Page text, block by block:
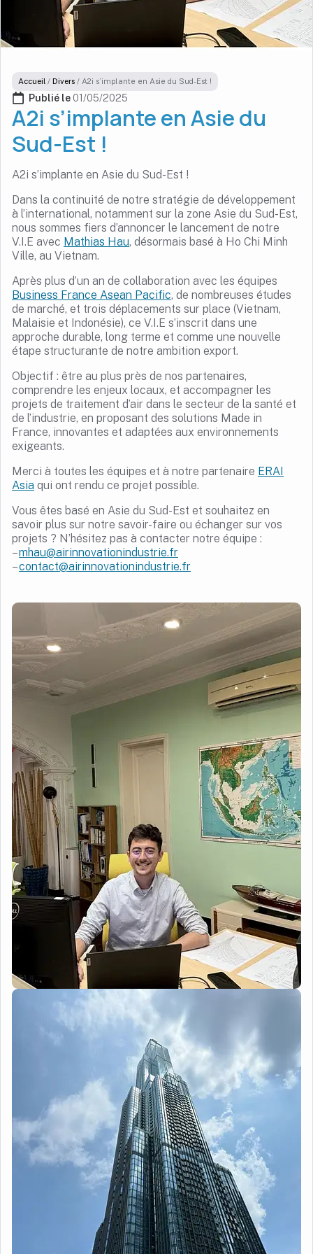
Accueil / Divers / A2i s’implante en Asie du Sud-Est !
Publié le 01/05/2025
A2i s’implante en Asie du
Sud-Est !
A2i s’implante en Asie du Sud-Est !
Dans la continuité de notre stratégie de développement
à l’international, notamment sur la zone Asie du Sud-Est,
nous sommes fiers d’annoncer le lancement de notre
V.I.E avec Mathias Hau, désormais basé à Ho Chi Minh
Ville, au Vietnam.
Après plus d’un an de collaboration avec les équipes
Business France Asean Pacific, de nombreuses études
de marché, et trois déplacements sur place (Vietnam,
Malaisie et Indonésie), ce V.I.E s’inscrit dans une
approche durable, long terme et comme une nouvelle
étape structurante de notre ambition export.
Objectif : être au plus près de nos partenaires,
comprendre les enjeux locaux, et accompagner les
projets de traitement d’air dans le secteur de la santé et
de l’industrie, en proposant des solutions Made in
France, innovantes et adaptées aux environnements
exigeants.
Merci à toutes les équipes et à notre partenaire ERAI
Asia qui ont rendu ce projet possible.
Vous êtes basé en Asie du Sud-Est et souhaitez en
savoir plus sur notre savoir-faire ou échanger sur vos
projets ? N’hésitez pas à contacter notre équipe :
–mhau@airinnovationindustrie.fr
–contact@airinnovationindustrie.fr